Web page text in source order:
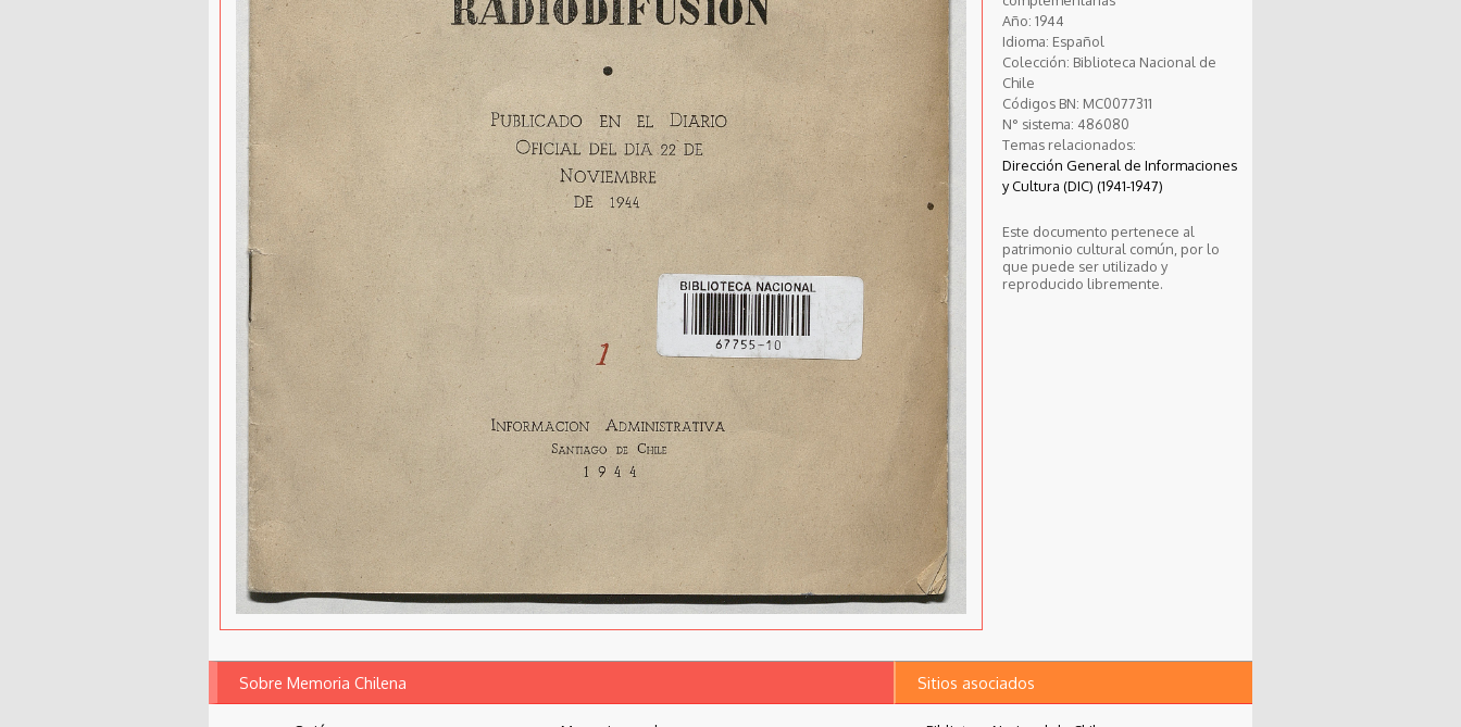
Año: 1944
Idioma: Español
Colección: Biblioteca Nacional de
Chile
Códigos BN: MC0077311
N° sistema: 486080
Temas relacionados:
Dirección General de Informaciones
y Cultura (DIC) (1941-1947)
Este documento pertenece al
patrimonio cultural común, por lo
que puede ser utilizado y
reproducido libremente.
Sobre Memoria Chilena Sitios asociados